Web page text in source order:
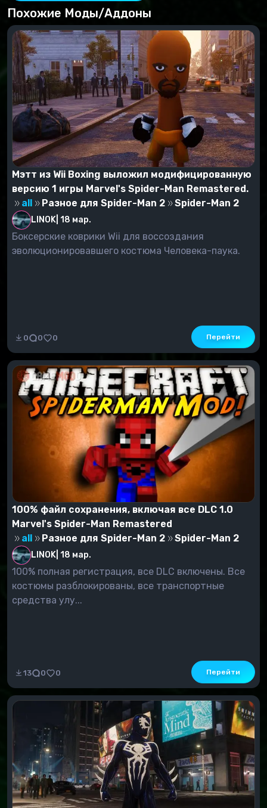
Похожие Моды/Аддоны
Мэтт из Wii Boxing выложил модифицированную
версию 1 игры Marvel's Spider-Man Remastered.
all
Разное для Spider-Man 2 Spider-Man 2
LINOK 18 мар.
Боксерские коврики Wii для воссоздания
эволюционировавшего костюма Человека-паука.
0 0 0 Перейти
100% файл сохранения, включая все DLC 1.0
Marvel's Spider-Man Remastered
all
Разное для Spider-Man 2 Spider-Man 2
LINOK 18 мар.
100% полная регистрация, все DLC включены. Все
костюмы разблокированы, все транспортные
средства улу...
13 0 0 Перейти